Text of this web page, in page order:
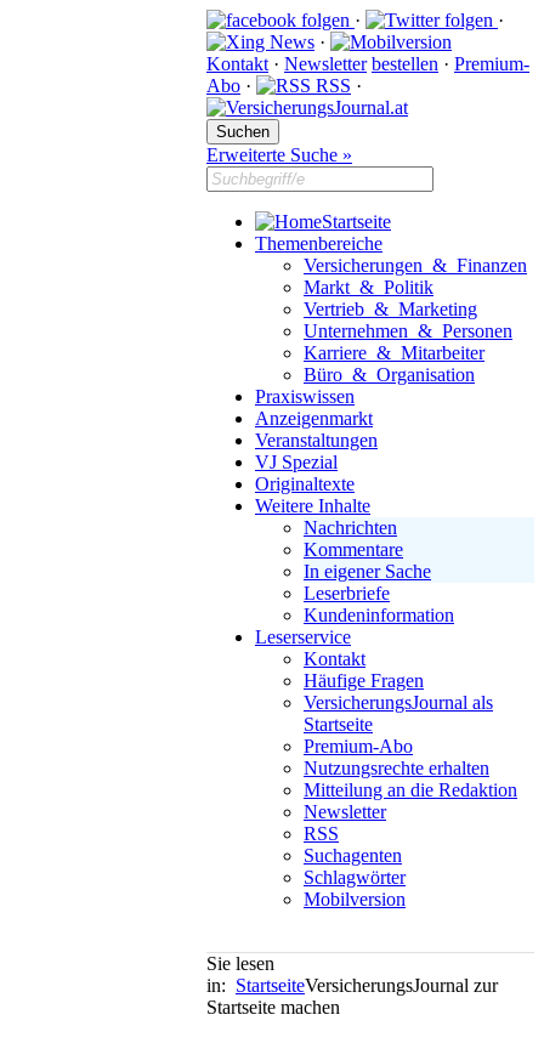
·
·
·
Kontakt · Newsletter bestellen · Premium-
Abo · RSS ·
Erweiterte Suche »
Startseite
Themenbereiche
Versicherungen & Finanzen
Markt & Politik
Vertrieb & Marketing
Unternehmen & Personen
Karriere & Mitarbeiter
Büro & Organisation
Praxiswissen
Anzeigenmarkt
Veranstaltungen
VJ Spezial
Originaltexte
Weitere Inhalte
Nachrichten
Kommentare
In eigener Sache
Leserbriefe
Kundeninformation
Leserservice
Kontakt
Häufige Fragen
VersicherungsJournal als
Startseite
Premium-Abo
Nutzungsrechte erhalten
Mitteilung an die Redaktion
Newsletter
RSS
Suchagenten
Schlagwörter
Mobilversion
Sie lesen
in: StartseiteVersicherungsJournal zur
Startseite machen